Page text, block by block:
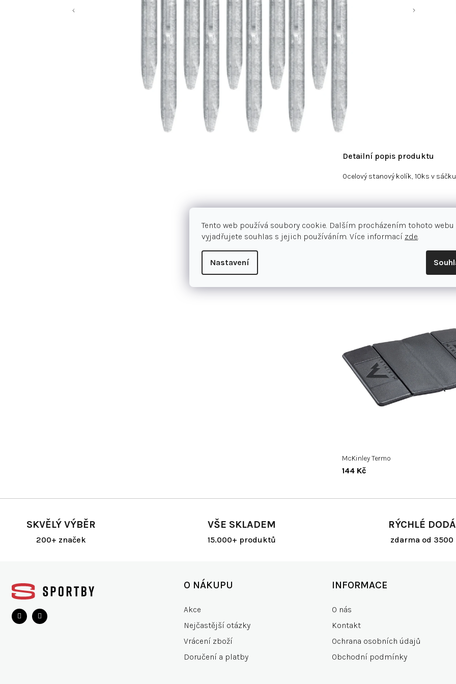
Tento web používá soubory cookie. Dalším procházením tohoto webu
vyjadřujete souhlas s jejich používáním. Více informací zde.
Nastavení
SKVĚLÝ VÝBĚR
200+ značek
VŠE SKLADEM
15.000+ produktů
RÝCHLÉ
zdarma od 3500
Detailní popis produktu
Ocelový stanový kolík, 10ks v
Také se Vám
McKinley Termo
144 Kč
O NÁKUPU
Akce
Nejčastější otázky
Vrácení zboží
Doručení a platby
INFORMACE
O nás
Kontakt
Ochrana osobních údajů
Obchodní podmínky